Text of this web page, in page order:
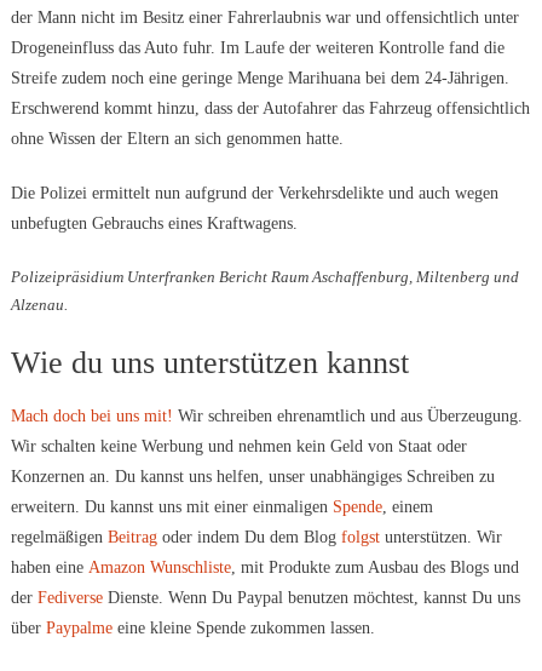
der Mann nicht im Besitz einer Fahrerlaubnis war und offensichtlich unter
Drogeneinfluss das Auto fuhr. Im Laufe der weiteren Kontrolle fand die
Streife zudem noch eine geringe Menge Marihuana bei dem 24-Jährigen.
Erschwerend kommt hinzu, dass der Autofahrer das Fahrzeug offensichtlich
ohne Wissen der Eltern an sich genommen hatte.
Die Polizei ermittelt nun aufgrund der Verkehrsdelikte und auch wegen
unbefugten Gebrauchs eines Kraftwagens.
Polizeipräsidium Unterfranken Bericht Raum Aschaffenburg, Miltenberg und
Alzenau.
Wie du uns unterstützen kannst
Mach doch bei uns mit! Wir schreiben ehrenamtlich und aus Überzeugung.
Wir schalten keine Werbung und nehmen kein Geld von Staat oder
Konzernen an. Du kannst uns helfen, unser unabhängiges Schreiben zu
erweitern. Du kannst uns mit einer einmaligen Spende, einem
regelmäßigen Beitragoder indem Du dem Blog folgstunterstützen. Wir
haben eine Amazon Wunschliste, mit Produkte zum Ausbau des Blogs und
der FediverseDienste. Wenn Du Paypal benutzen möchtest, kannst Du uns
über Paypalmeeine kleine Spende zukommen lassen.